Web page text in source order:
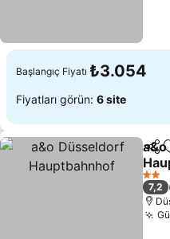
Başlangıç Fiyatı ₺3.054
Fiyatları görün: 6 site
2
7,2